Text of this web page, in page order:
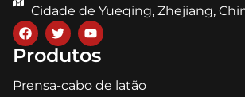
Cidade de Yueqing, Zhejiang,
Produtos
Prensa-cabo de latão